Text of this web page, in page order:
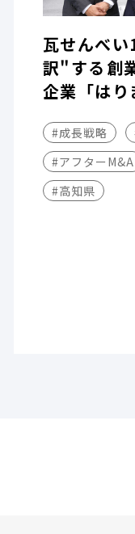
瓦せんべ
訳"する――
企業「は
#成長戦略
#アフターM&A
#高知県